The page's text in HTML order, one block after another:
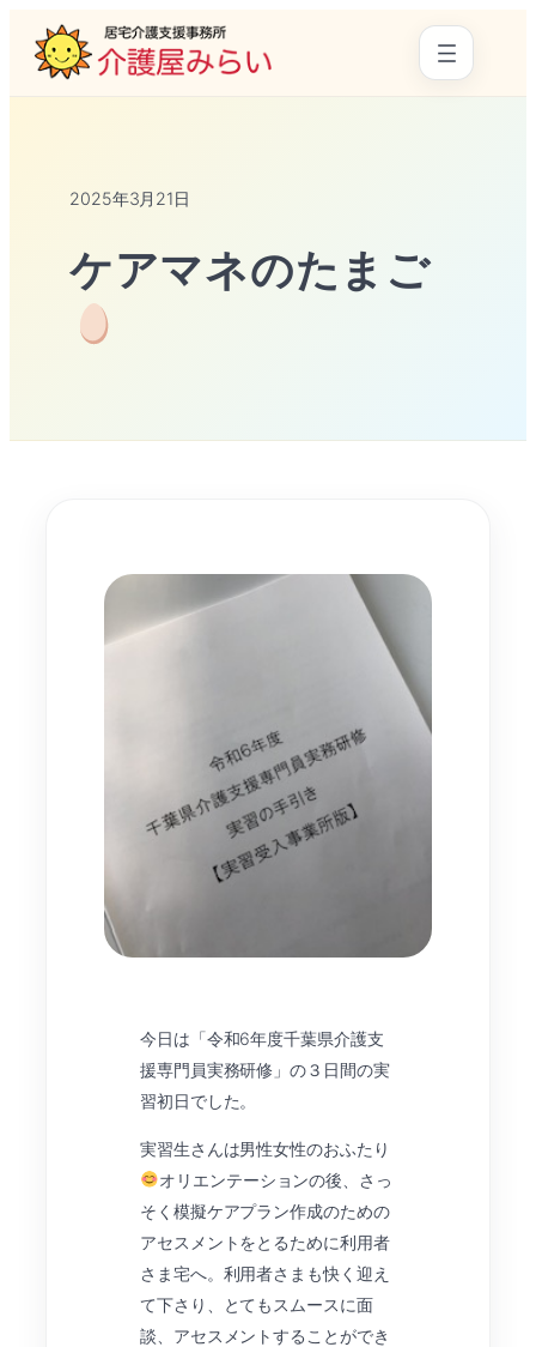
2025年3月21日
ケアマネのたまご
今日は「令和6年度千葉県介護支
援専門員実務研修」の３日間の実
習初日でした。
実習生さんは男性女性のおふたり
オリエンテーションの後、さっ
そく模擬ケアプラン作成のための
アセスメントをとるために利用者
さま宅へ。利用者さまも快く迎え
て下さり、とてもスムースに面
談、アセスメントすることができ